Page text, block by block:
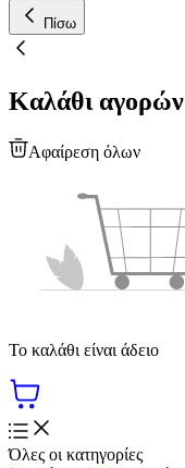
Πίσω
Καλάθι αγορών
Αφαίρεση όλων
Το καλάθι είναι άδειο
Όλες οι κατηγορίες